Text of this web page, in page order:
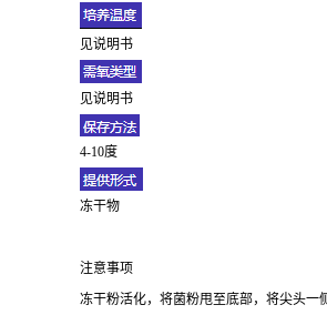
见说明书
见说明书
4-10度
冻干物
注意事项
冻干粉活化，将菌粉甩至底部，将尖头一